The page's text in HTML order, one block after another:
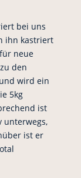
bei uns
ihn kastriert
neue
den
wird ein
5kg
ist
unterwegs,
ist er